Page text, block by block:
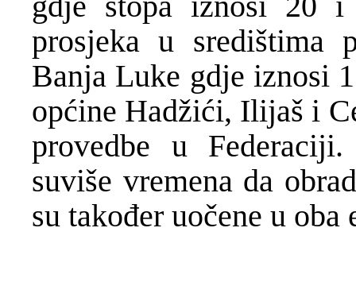
prosjeka u
Banja Luke gdje iznosi
općine Hadžići, Ilijaš i
provedbe u
suviše vremena da
su također uočene u oba